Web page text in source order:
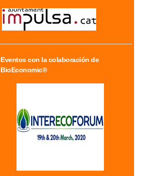
Eventos con la colaboración de
BioEconomic®